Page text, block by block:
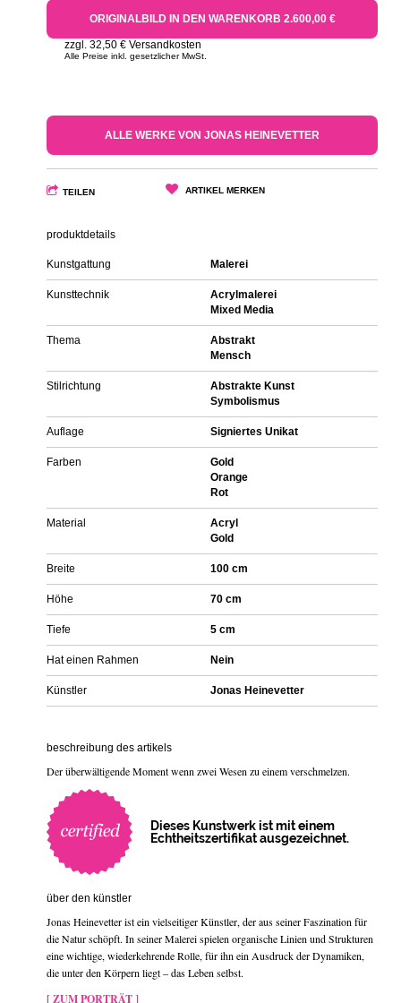
ORIGINALBILD IN DEN WARENKORB 2.600,00 €
zzgl. 32,50 € Versandkosten
Alle Preise inkl. gesetzlicher MwSt.
ALLE WERKE VON JONAS HEINEVETTER
TEILEN ARTIKEL MERKEN
produktdetails
Kunstgattung Malerei
Kunsttechnik
Acrylmalerei
Mixed Media
Thema
Abstrakt
Mensch
Stilrichtung
Abstrakte Kunst
Symbolismus
Auflage Signiertes Unikat
Farben
Gold
Orange
Rot
Material
Acryl
Gold
Breite 100 cm
Höhe 70 cm
Tiefe 5 cm
Hat einen Rahmen Nein
Künstler Jonas Heinevetter
beschreibung des artikels
Der überwältigende Moment wenn zwei Wesen zu einem verschmelzen.
Dieses Kunstwerk ist mit einem
Echtheitszertifikat ausgezeichnet.
über den künstler
Jonas Heinevetter ist ein vielseitiger Künstler, der aus seiner Faszination für
die Natur schöpft. In seiner Malerei spielen organische Linien und Strukturen
eine wichtige, wiederkehrende Rolle, für ihn ein Ausdruck der Dynamiken,
die unter den Körpern liegt – das Leben selbst.
[ ZUM PORTRÄT ]